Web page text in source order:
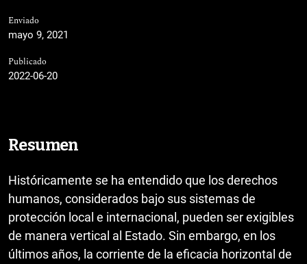
Enviado
mayo 9, 2021
Publicado
2022-06-20
Resumen
Históricamente se ha entendido que los derechos
humanos, considerados bajo sus sistemas de
protección local e internacional, pueden ser exigibles
de manera vertical al Estado. Sin embargo, en los
últimos años, la corriente de la eficacia horizontal de